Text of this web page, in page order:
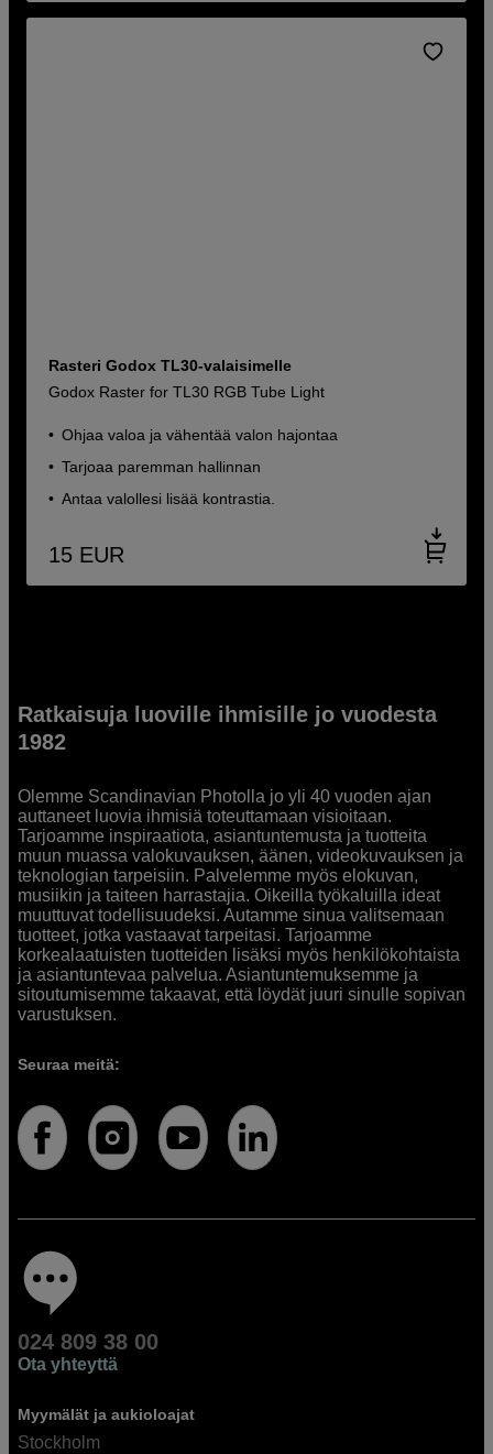
Rasteri Godox TL30-valaisimelle
Godox Raster for TL30 RGB Tube Light
Ohjaa valoa ja vähentää valon hajontaa
Tarjoaa paremman hallinnan
Antaa valollesi lisää kontrastia.
15 EUR
Ratkaisuja luoville ihmisille jo vuodesta
1982
Olemme Scandinavian Photolla jo yli 40 vuoden ajan
auttaneet luovia ihmisiä toteuttamaan visioitaan.
Tarjoamme inspiraatiota, asiantuntemusta ja tuotteita
muun muassa valokuvauksen, äänen, videokuvauksen ja
teknologian tarpeisiin. Palvelemme myös elokuvan,
musiikin ja taiteen harrastajia. Oikeilla työkaluilla ideat
muuttuvat todellisuudeksi. Autamme sinua valitsemaan
tuotteet, jotka vastaavat tarpeitasi. Tarjoamme
korkealaatuisten tuotteiden lisäksi myös henkilökohtaista
ja asiantuntevaa palvelua. Asiantuntemuksemme ja
sitoutumisemme takaavat, että löydät juuri sinulle sopivan
varustuksen.
Seuraa meitä:
024 809 38 00
Ota yhteyttä
Myymälät ja aukioloajat
Stockholm